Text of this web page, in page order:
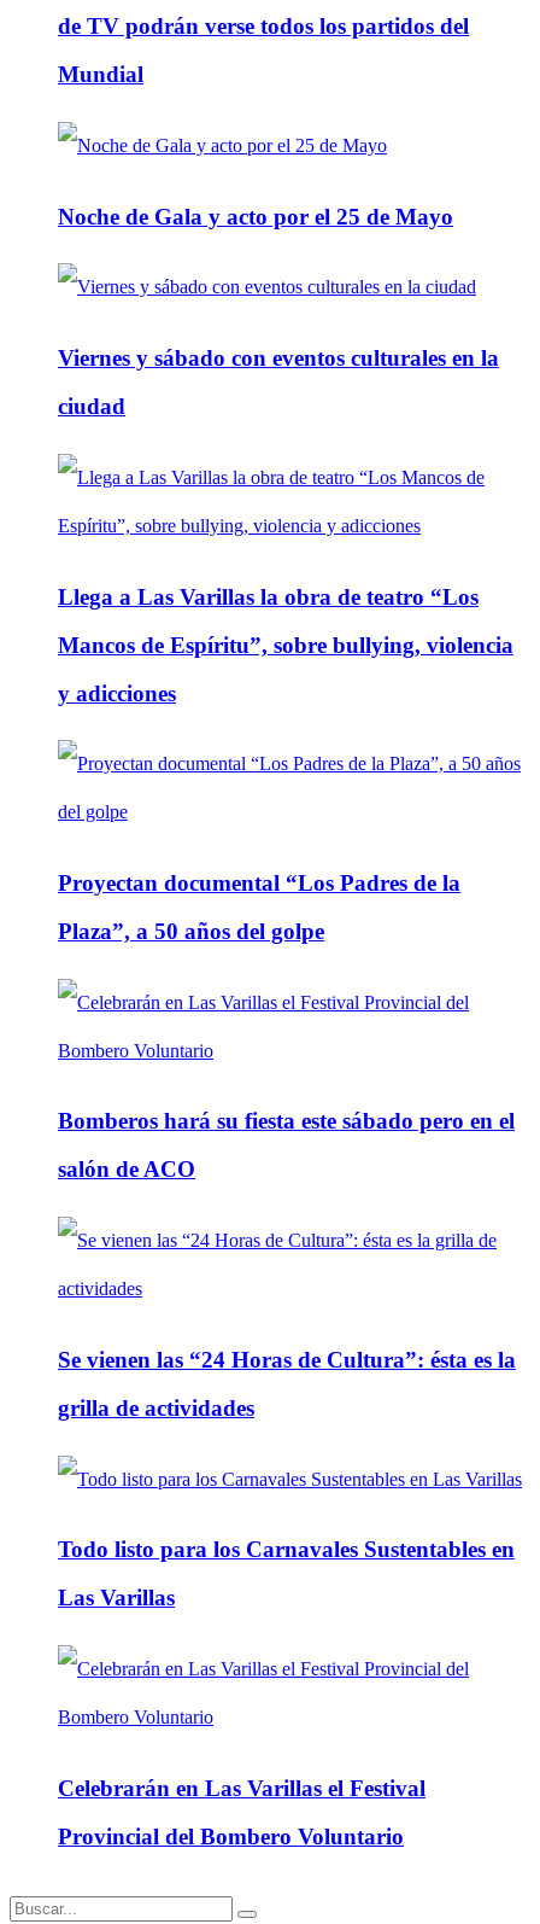
de TV podrán verse todos los partidos del
Mundial
Noche de Gala y acto por el 25 de Mayo
Viernes y sábado con eventos culturales en la
ciudad
Llega a Las Varillas la obra de teatro “Los
Mancos de Espíritu”, sobre bullying, violencia
y adicciones
Proyectan documental “Los Padres de la
Plaza”, a 50 años del golpe
Bomberos hará su fiesta este sábado pero en el
salón de ACO
Se vienen las “24 Horas de Cultura”: ésta es la
grilla de actividades
Todo listo para los Carnavales Sustentables en
Las Varillas
Celebrarán en Las Varillas el Festival
Provincial del Bombero Voluntario